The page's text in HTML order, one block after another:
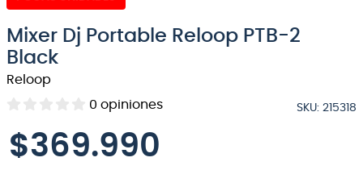
Mixer Dj Portable Reloop PTB-2
Black
Reloop
0 opiniones SKU: 215318
$369.990
6
teclado
7.
guitarra
8.
micrófono
10. violin